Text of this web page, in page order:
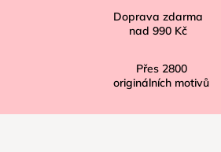
Doprava zdarma
nad 990 Kč
Přes 2800
originálních motivů